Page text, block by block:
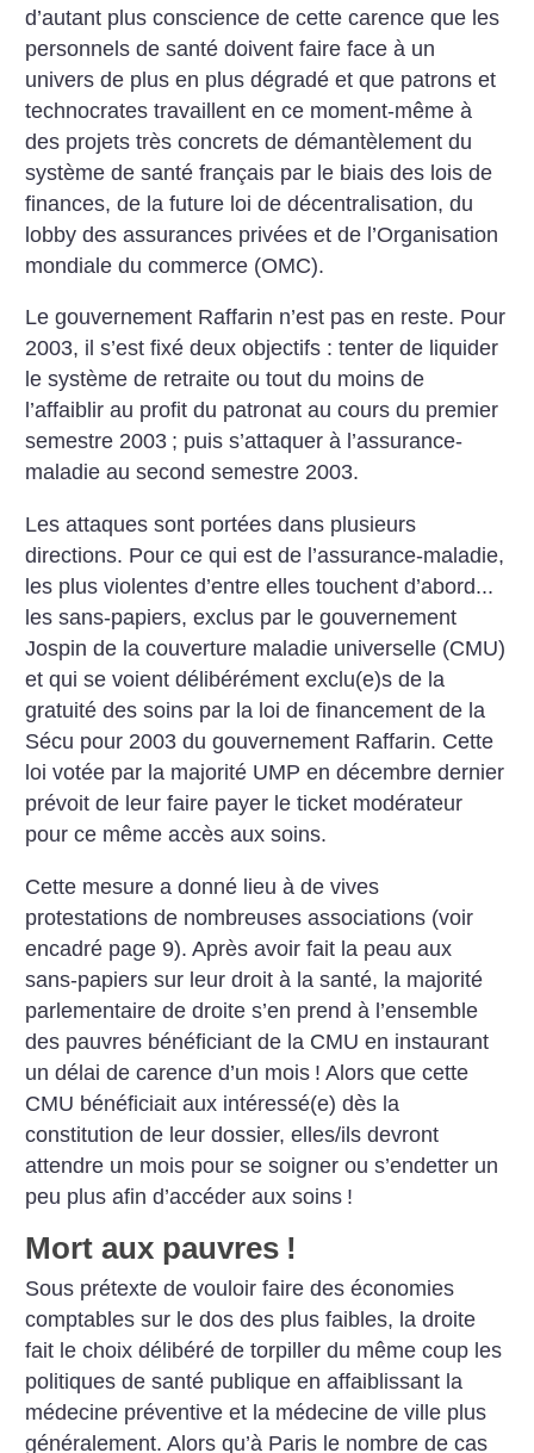
d’autant plus conscience de cette carence que les
personnels de santé doivent faire face à un
univers de plus en plus dégradé et que patrons et
technocrates travaillent en ce moment-même à
des projets très concrets de démantèlement du
système de santé français par le biais des lois de
finances, de la future loi de décentralisation, du
lobby des assurances privées et de l’Organisation
mondiale du commerce (OMC).
Le gouvernement Raffarin n’est pas en reste. Pour
2003, il s’est fixé deux objectifs : tenter de liquider
le système de retraite ou tout du moins de
l’affaiblir au profit du patronat au cours du premier
semestre 2003 ; puis s’attaquer à l’assurance-
maladie au second semestre 2003.
Les attaques sont portées dans plusieurs
directions. Pour ce qui est de l’assurance-maladie,
les plus violentes d’entre elles touchent d’abord...
les sans-papiers, exclus par le gouvernement
Jospin de la couverture maladie universelle (CMU)
et qui se voient délibérément exclu(e)s de la
gratuité des soins par la loi de financement de la
Sécu pour 2003 du gouvernement Raffarin. Cette
loi votée par la majorité UMP en décembre dernier
prévoit de leur faire payer le ticket modérateur
pour ce même accès aux soins.
Cette mesure a donné lieu à de vives
protestations de nombreuses associations (voir
encadré page 9). Après avoir fait la peau aux
sans-papiers sur leur droit à la santé, la majorité
parlementaire de droite s’en prend à l’ensemble
des pauvres bénéficiant de la CMU en instaurant
un délai de carence d’un mois ! Alors que cette
CMU bénéficiait aux intéressé(e) dès la
constitution de leur dossier, elles/ils devront
attendre un mois pour se soigner ou s’endetter un
peu plus afin d’accéder aux soins !
Mort aux pauvres !
Sous prétexte de vouloir faire des économies
comptables sur le dos des plus faibles, la droite
fait le choix délibéré de torpiller du même coup les
politiques de santé publique en affaiblissant la
médecine préventive et la médecine de ville plus
généralement. Alors qu’à Paris le nombre de cas